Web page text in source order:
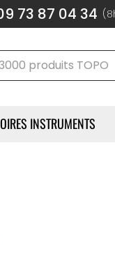
73 87 04 34
INSTRUMENTS